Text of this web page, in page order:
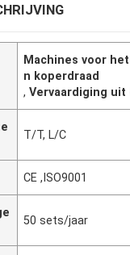
Machines voor
n koperdraad
,Vervaardiging uit
T/T, L/C
CE ,ISO9001
50 sets/jaar